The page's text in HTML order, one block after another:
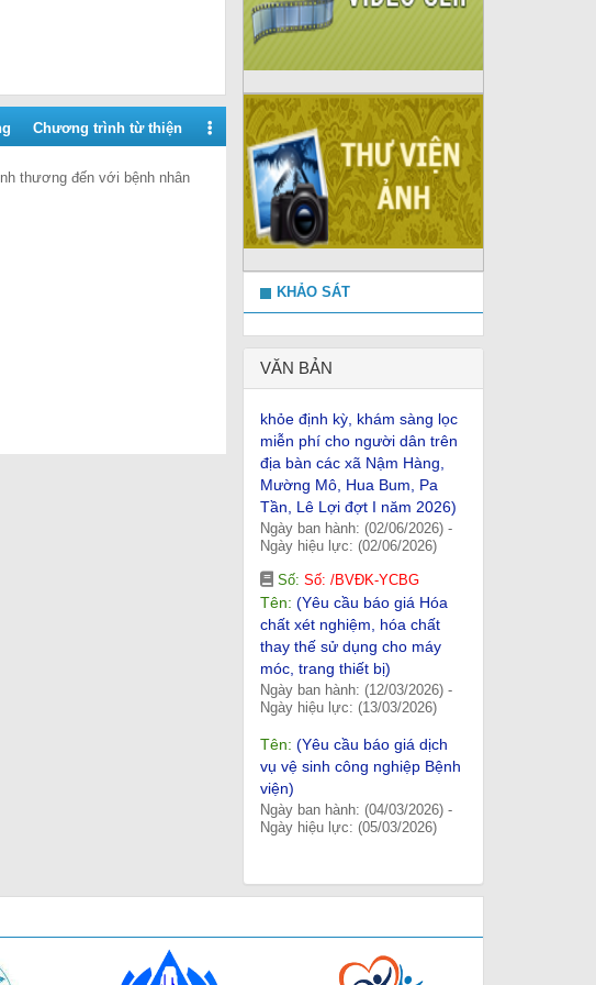
Chương trình từ thiện
thương đến với bệnh nhân
KHẢO SÁT
VĂN BẢN
Tên:(Yêu cầu báo giá phần
chữa bệnh)
Ngày ban hành: (10/06/2026)
Ngày hiệu lực: (10/06/2026)
Số:Số 78/KH-BVĐK
Tên: (Tổ chức khám sức
miễn phí cho người dân trên
địa bàn các xã Nậm Hàng,
Mường Mô, Hua Bum, Pa
Tần, Lê Lợi đợt I năm 2026)
Ngày ban hành: (02/06/2026) -
Ngày hiệu lực: (02/06/2026)
Số: Số: /BVĐK-YCBG
Tên:(Yêu cầu báo giá Hóa
chất xét nghiệm, hóa chất
thay thế sử dụng cho máy
móc, trang thiết bị)
Ngày ban hành: (12/03/2026)
Ngày hiệu lực: (13/03/2026)
Tên:
(Yêu cầu báo giá dịch
vụ vệ sinh công nghiệp Bệnh
viện)
Ngày ban hành: (04/03/2026)
Ngày hiệu lực: (05/03/2026)
Tên: (Yêu cầu báo giá)
Ngày hiệu lực: (15/01/2026)
mền quản lý khám bệnh,